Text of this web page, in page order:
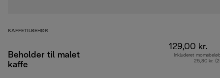
KAFFETILBEHØR
Beholder til malet
kaffe
129,00 kr.
Inkluderet
25,80 kr.